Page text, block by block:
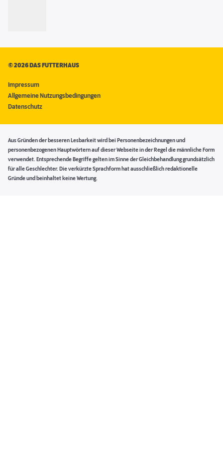
©2026 DAS FUTTERHAUS
Impressum
Allgemeine Nutzungsbedingungen
Datenschutz
Aus Gründen der besseren Lesbarkeit wird bei Personenbezeichnungen und
personenbezogenen Hauptwörtern auf dieser Webseite in der Regel die männliche Form
verwendet. Entsprechende Begriffe gelten im Sinne der Gleichbehandlung grundsätzlich
für alle Geschlechter. Die verkürzte Sprachform hat ausschließlich redaktionelle
Gründe und beinhaltet keine Wertung.